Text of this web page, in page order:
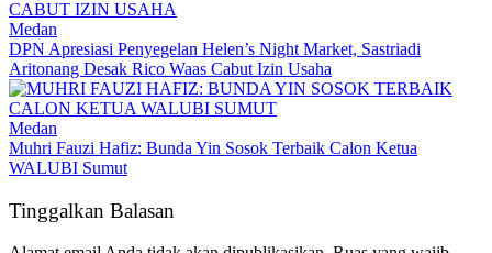
Medan
DPN Apresiasi Penyegelan Helen’s Night Market, Sastriadi
Aritonang Desak Rico Waas Cabut Izin Usaha
Medan
Muhri Fauzi Hafiz: Bunda Yin Sosok Terbaik Calon Ketua
WALUBI Sumut
Tinggalkan Balasan